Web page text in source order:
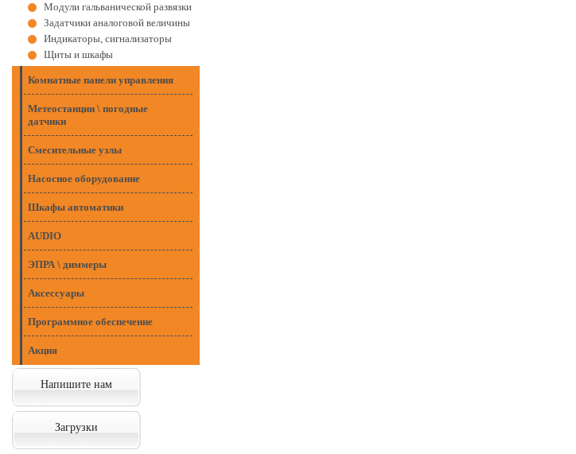
Модули гальванической развязки
Задатчики аналоговой величины
Индикаторы, сигнализаторы
Щиты и шкафы
Комнатные панели управления
Метеостанции \ погодные
датчики
Смесительные узлы
Насосное оборудование
Шкафы автоматики
AUDIO
ЭПРА \ диммеры
Аксессуары
Программное обеспечение
Акция
Напишите нам
Загрузки